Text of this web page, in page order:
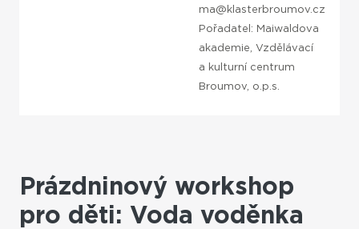
ma@klasterbroumov.cz
Pořadatel: Maiwaldova
akademie, Vzdělávací
a kulturní centrum
Broumov, o.p.s.
Prázdninový workshop
pro děti: Voda voděnka